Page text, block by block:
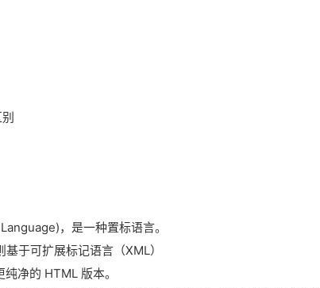
，是一种置标语言。
于可扩展标记语言（XML）
净的 HTML 版本。